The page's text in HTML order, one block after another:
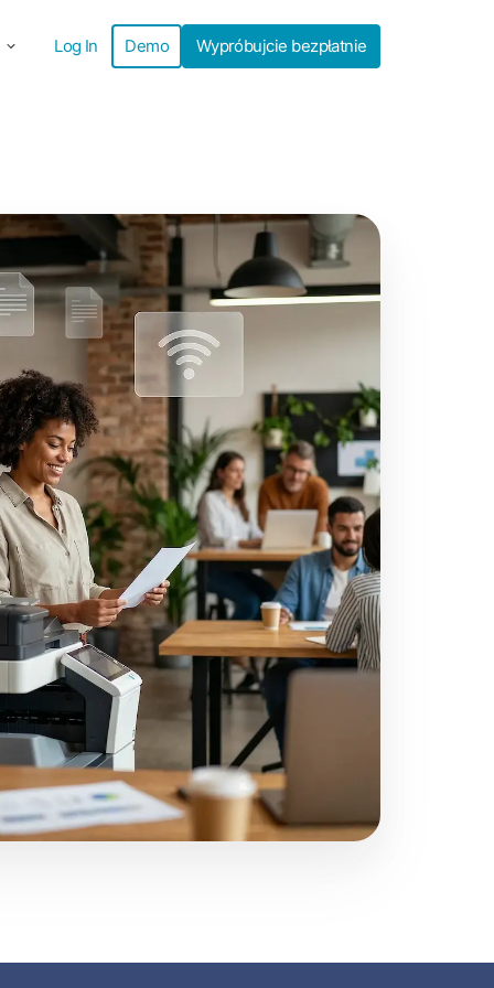
Log In Demo Wypróbujcie bezpłatnie